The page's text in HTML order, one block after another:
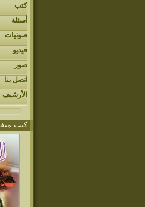
كتب
أسئلة
صوتيات
فيديو
صور
اتصل بنا
الأرشيف
كتب